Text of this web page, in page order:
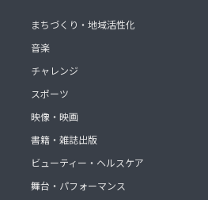
まちづくり・地域活性化
音楽
チャレンジ
スポーツ
映像・映画
書籍・雑誌出版
ビューティー・ヘルスケア
舞台・パフォーマンス